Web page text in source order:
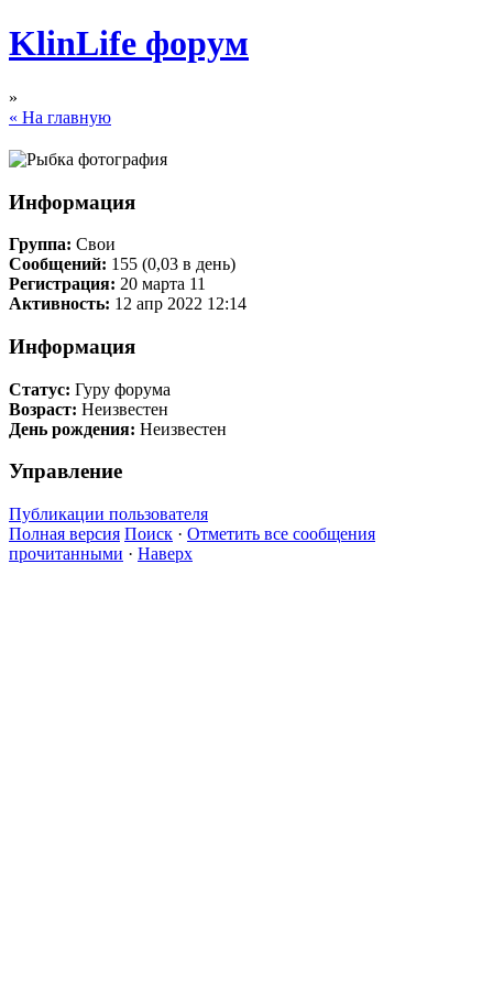
KlinLife форум
»
« На главную
Информация
Группа: Свои
Сообщений: 155 (0,03 в день)
Регистрация: 20 марта 11
Активность: 12 апр 2022 12:14
Информация
Статус: Гуру форума
Возраст: Неизвестен
День рождения: Неизвестен
Управление
Публикации пользователя
Полная версия Поиск · Отметить все сообщения
прочитанными · Наверх